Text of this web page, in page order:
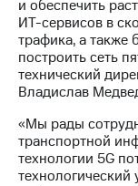
именных
Другое
Контакты
развитие
деловая этика
На главную
и обеспечить
ИТ-сервисов в
трафика, а
построить сеть
технический
Владислав
«Мы рады
транспортной
технологии 5G
технологический